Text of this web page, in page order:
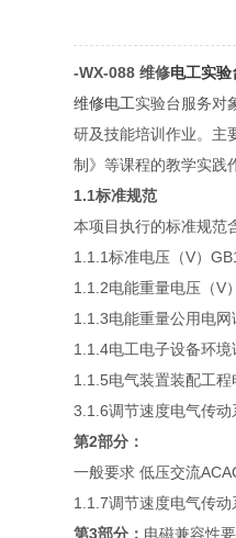
-WX-088维修电工实验
维修电工实验台服务对
研及技能培训作业。主
制》等课程的教学实践
1.1标准规范
本项目执行的标准规范
1.1.1标准电压（V）
1.1.2电能重量电压（V
1.1.3电能重量公用电
1.1.4电工电子设备环
1.1.5电气装置装配工
3.1.6调节速度电气传动
第2部分：
一般要求 低压交流
1.1.7调节速度电气传动
第3部分： 电磁兼容性